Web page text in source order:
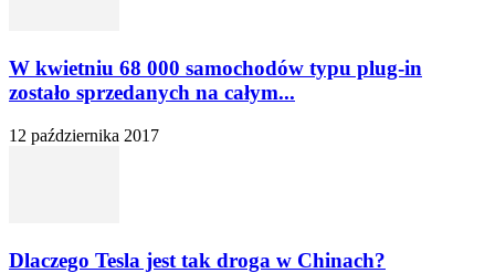
W kwietniu 68 000 samochodów typu plug-in
zostało sprzedanych na całym...
12 października 2017
Dlaczego Tesla jest tak droga w Chinach?